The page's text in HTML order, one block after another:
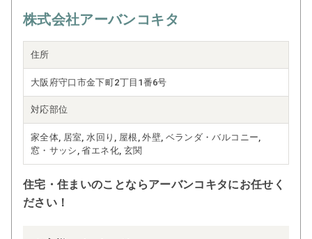
株式会社アーバンコキタ
住所
大阪府守口市金下町2丁目1番6号
対応部位
家全体, 居室, 水回り, 屋根, 外壁, ベランダ・バルコニー,
窓・サッシ, 省エネ化, 玄関
住宅・住まいのことならアーバンコキタにお任せく
ださい！